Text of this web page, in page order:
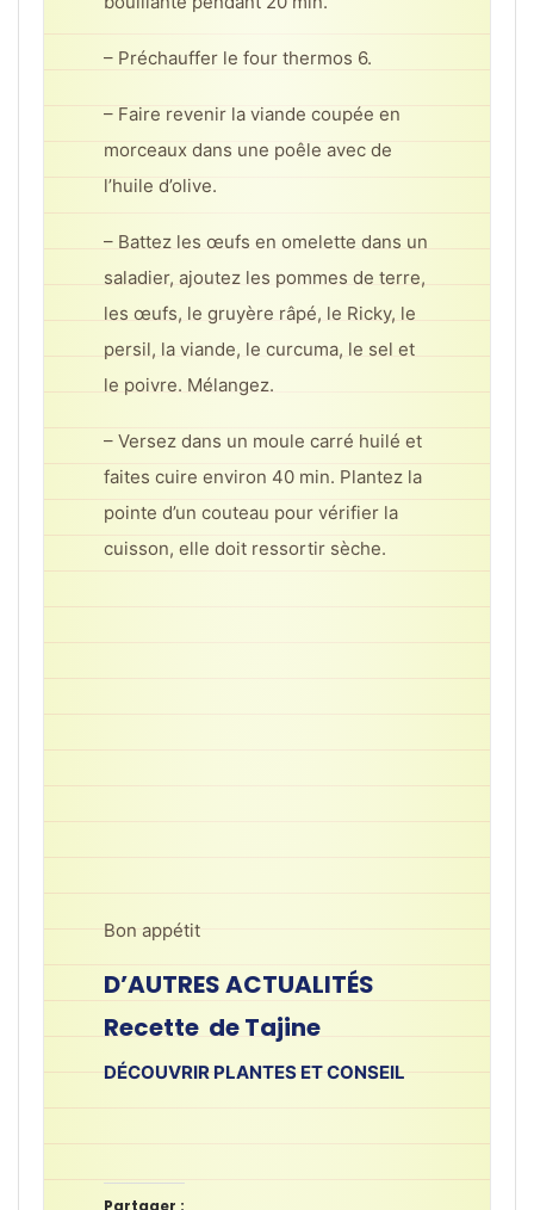
– Préchauffer le four thermos 6.
– Faire revenir la viande coupée en
morceaux dans une poêle avec de
l’huile d’olive.
– Battez les œufs en omelette dans un
saladier, ajoutez les pommes de terre,
les œufs, le gruyère râpé, le Ricky, le
persil, la viande, le curcuma, le sel et
le poivre. Mélangez.
– Versez dans un moule carré huilé et
faites cuire environ 40 min. Plantez la
pointe d’un couteau pour vérifier la
cuisson, elle doit ressortir sèche.
Bon appétit
D’AUTRES ACTUALITÉS
Recette de Tajine
DÉCOUVRIR PLANTES ET CONSEIL
Partager :